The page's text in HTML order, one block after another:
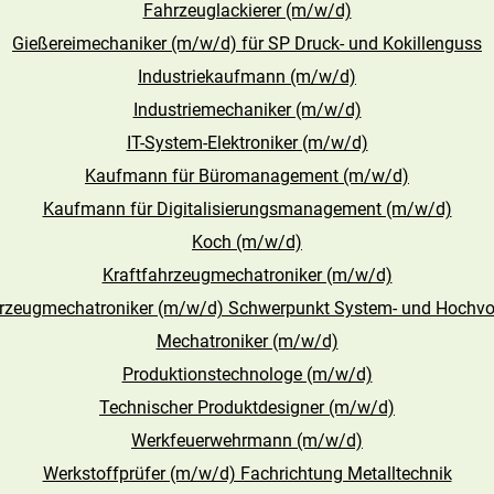
Fahrzeuglackierer (m/w/d)
Gießereimechaniker (m/w/d) für SP Druck- und Kokillenguss
Industriekaufmann (m/w/d)
Industriemechaniker (m/w/d)
IT-System-Elektroniker (m/w/d)
Kaufmann für Büromanagement (m/w/d)
Kaufmann für Digitalisierungsmanagement (m/w/d)
Koch (m/w/d)
Kraftfahrzeugmechatroniker (m/w/d)
(m/w/d) Schwerpunkt System- und
Mechatroniker (m/w/d)
Produktionstechnologe (m/w/d)
Technischer Produktdesigner (m/w/d)
Werkfeuerwehrmann (m/w/d)
Werkstoffprüfer (m/w/d) Fachrichtung Metalltechnik